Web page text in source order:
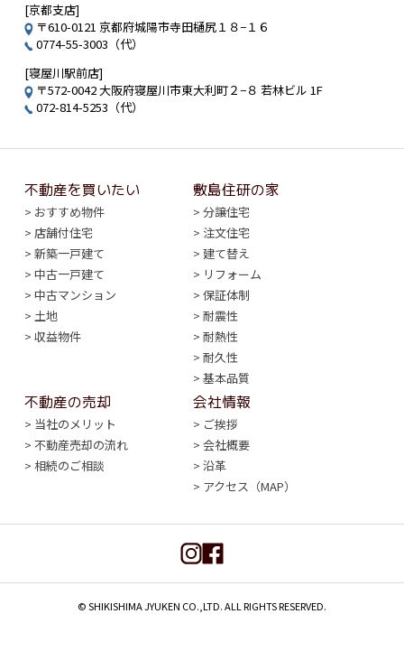
個人情報の提供の原則
当社は、お客様の個人情報を、法律に基づき開示を求めら
に第三者に開示・提供をいたしません。
個人情報の利用
場合に限り利用し利用目的の範囲を超えて利用することは
お客様からのお問い合わせに対応する場合。
当社が何らかの理由でお客様にご連絡を取る必要が生じ
た場合。
お客様にとって有用と思われるサービスや情報の提供を
メールやDMなどで行う場合。
お申し込み頂いた物件やお問い合わせ内容の管理を行う
場合。
個人情報保護の方法
当社は本サイトをご利用されたお客様のプライバシーを守
るために、お名前、住所その他個人を特定できる情報、お
よびお取り引きの内容について、暗号化など必要な措置を
行い情報の保護に努めています。
個人情報が保護される範囲
本サイトにリンクしている他のサイトが独自に取得した個
人情報の利用によって生じたあらゆる損害に関して、当社
は一切の責任を負いません。
個人情報の提示・開示
お客様からいただいた個人情報は、次の場合を除き、第三
者に提供または開示することはありません。
システムの維持・管理に関して守秘義務を課した業務委
託先。
[京都支店]
〒610-0121 京都府城陽市寺田樋尻１８−１６
0774-55-3003（代）
[寝屋川駅前店]
〒572-0042 大阪府寝屋川市東大利町２−８ 若林ビル 1F
072-814-5253（代）
不動産を買いたい
おすすめ物件
店舗付住宅
新築一戸建て
中古一戸建て
中古マンション
土地
収益物件
敷島住研の家
分譲住宅
注文住宅
建て替え
リフォーム
保証体制
耐震性
耐熱性
耐久性
基本品質
不動産の売却
当社のメリット
不動産売却の流れ
相続のご相談
会社情報
ご挨拶
会社概要
沿革
アクセス（MAP）
© SHIKISHIMA JYUKEN CO.,LTD. ALL RIGHTS RESERVED.